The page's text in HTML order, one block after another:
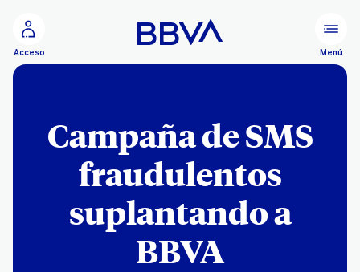
Acceso Menú
Campaña de SMS
fraudulentos
suplantando a
BBVA